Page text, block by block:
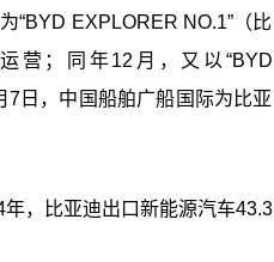
“BYD EXPLORER NO.1”（比
营；同年12月，又以“BYD
日，中国船舶广船国际为比亚
，比亚迪出口新能源汽车43.3